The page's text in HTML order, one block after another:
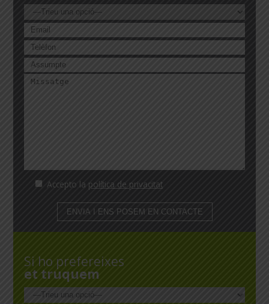
Accepto la política de privacitat
Si ho prefereixes
et truquem